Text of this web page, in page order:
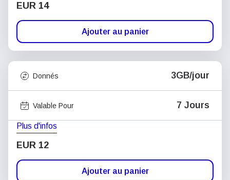
EUR 14
Ajouter au panier
Donnés 3GB/jour
Valable Pour 7 Jours
Plus d'infos
EUR 12
Ajouter au panier